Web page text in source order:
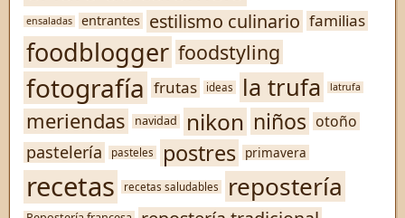
ensaladas entrantes estilismo culinario familias
foodblogger foodstyling
fotografía frutas ideas la trufa latrufa
meriendas navidad nikon niños otoño
pastelería pasteles postres primavera
recetas recetas saludables repostería